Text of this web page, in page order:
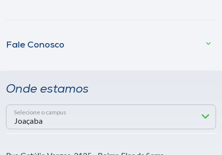
Fale Conosco
Onde estamos
Selecione o campus